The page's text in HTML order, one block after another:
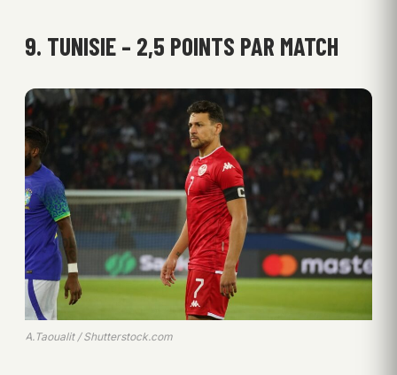
9. TUNISIE – 2,5 POINTS PAR MATCH
A.Taoualit / Shutterstock.com